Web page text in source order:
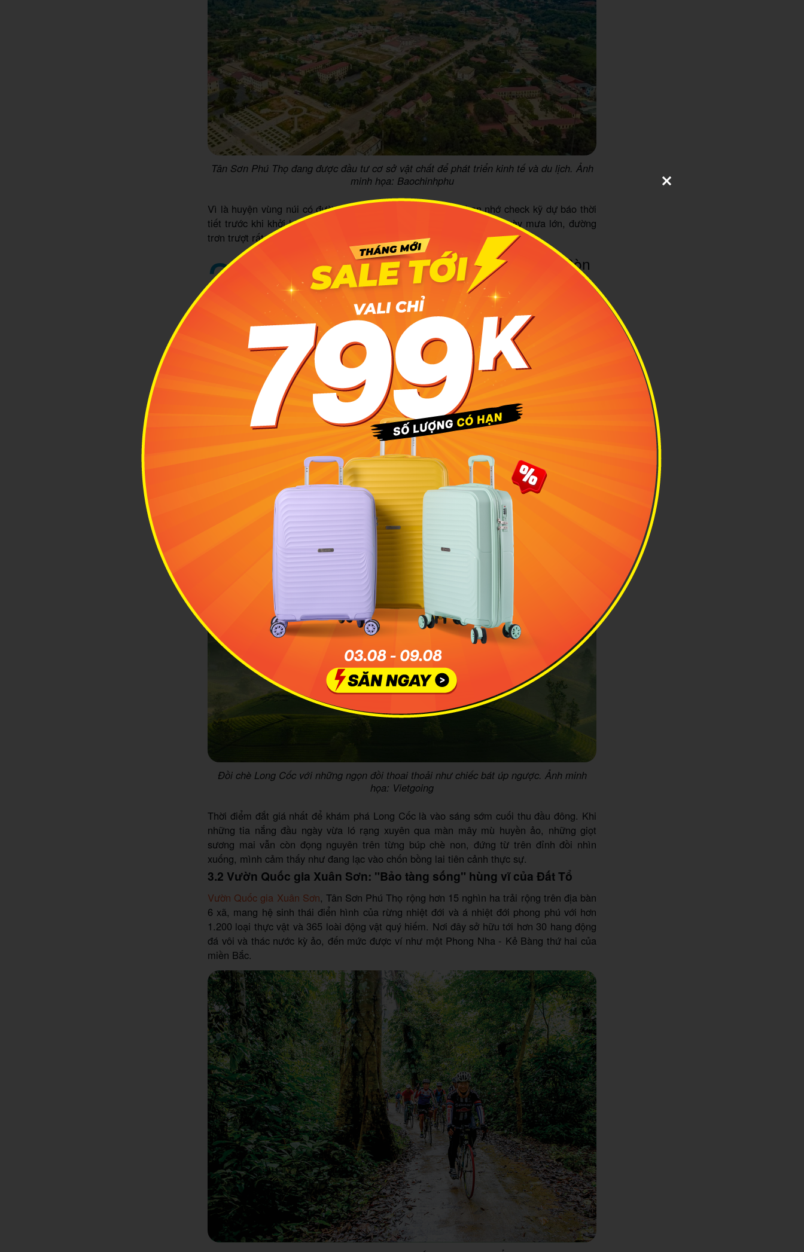
Tân Sơn Phú Thọ đang được đầu tư cơ sở vật chất để phát triển kinh tế và du lịch. Ảnh
minh họa: Baochinhphu
Vì là huyện vùng núi có đường đi tương đối hiểm trở, các bạn nhớ check kỹ dự báo thời
tiết trước khi khởi hành khoảng 2 - 3 ngày để tránh đi vào những ngày mưa lớn, đường
trơn trượt rất nguy hiểm nhé.
2 Cách thức di chuyển thuận tiện từ Hà Nội và Sài Gòn
Cách trung tâm thủ đô Hà Nội khoảng 90km, việc di chuyển tới Tân Sơn Phú Thọ
hiện nay vô cùng thuận tiện. Bạn có thể ra bến xe Mỹ Đình bắt xe chạy tuyến
Phú Thọ, bạn có thể chọn nhà xe Quốc Hân, Hải Vân hay Thủy Toàn... với giá vé rất hạt
dẻ chỉ khoảng 100.000 – 120.000 VNĐ/lượt.
Còn mình thì chọn tự chạy xe máy, dọc theo trục đường 32 qua cầu Trung Hà, sau đó
tiếp tục thong dong vặn ga hướng thẳng về huyện Tân Sơn Phú Thọ. Cung đường này
nhựa phẳng lì, view hai bên đường siêu đẹp.
Những tọa độ check-in "đỉnh chóp" tại Tân Sơn
Với lịch trình du lịch Phú Thọ2 ngày 1 đêm, mình đã kịp oanh tạc toàn bộ các
danh thắng nức tiếng nhất dưới đây.
3.1 Đồi chè Long Cốc: Những "ốc đảo" xanh bồng bềnh giữa biển mây
Đồi chè Long Cốcđược mệnh danh là địa điểm phượt chụp ảnh đẹp bậc nhất khu vực
miền Bắc. Không giống như những nương chè trải dài vạt ngang ở Mộc Châu, đồi chè
Long Cốc thu hút giới trẻ bởi hàng trăm "ốc đảo chè" hình bát úp, uốn lượn mềm mại
nhấp nhô liên tiếp nhau.
Đồi chè Long Cốc với những ngọn đồi thoai thoải như chiếc bát úp ngược. Ảnh minh
họa: Vietgoing
Thời điểm đắt giá nhất để khám phá Long Cốc là vào sáng sớm cuối thu đầu đông. Khi
những tia nắng đầu ngày vừa ló rạng xuyên qua màn mây mù huyền ảo, những giọt
sương mai vẫn còn đọng nguyên trên từng búp chè non, đứng từ trên đỉnh đồi nhìn
xuống, mình cảm thấy như đang lạc vào chốn bồng lai tiên cảnh thực sự.
3.2 Vườn Quốc gia Xuân Sơn: "Bảo tàng sống" hùng vĩ của Đất Tổ
Vườn Quốc gia Xuân Sơn, Tân Sơn Phú Thọ rộng hơn 15 nghìn ha trải rộng trên địa bàn
6 xã, mang hệ sinh thái điển hình của rừng nhiệt đới và á nhiệt đới phong phú với hơn
1.200 loại thực vật và 365 loài động vật quý hiếm. Nơi đây sở hữu tới hơn 30 hang động
đá vôi và thác nước kỳ ảo, đến mức được ví như một Phong Nha - Kẻ Bàng thứ hai của
miền Bắc.